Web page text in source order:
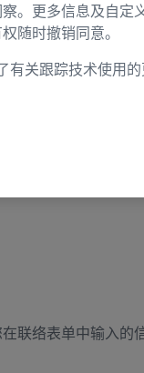
联络表单中输入
。更多信息及自定
随时撤销同意。
有关跟踪技术使用的